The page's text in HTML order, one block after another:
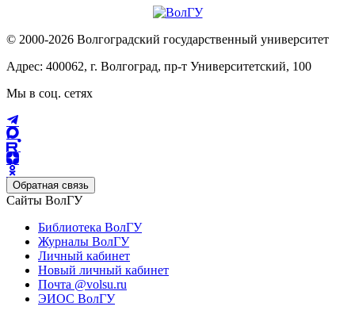
© 2000-2026 Волгоградский государственный университет
Адрес: 400062, г. Волгоград, пр-т Университетский, 100
Мы в соц. сетях
Обратная связь
Сайты ВолГУ
Библиотека ВолГУ
Журналы ВолГУ
Личный кабинет
Новый личный кабинет
Почта @volsu.ru
ЭИОС ВолГУ